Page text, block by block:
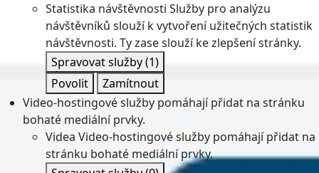
Statistika návštěvnosti Služby pro analýzu
návštěvníků slouží k vytvoření užitečných statistik
návštěvnosti. Ty zase slouží ke zlepšení stránky.
Spravovat služby(1)
Povolit
Zamítnout
Video-hostingové služby pomáhají přidat na stránku
bohaté mediální prvky.
Videa Video-hostingové služby pomáhají přidat na
stránku bohaté mediální prvky.